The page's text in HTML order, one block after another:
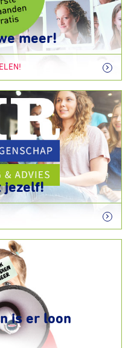
meer!
jezelf!
is er loon